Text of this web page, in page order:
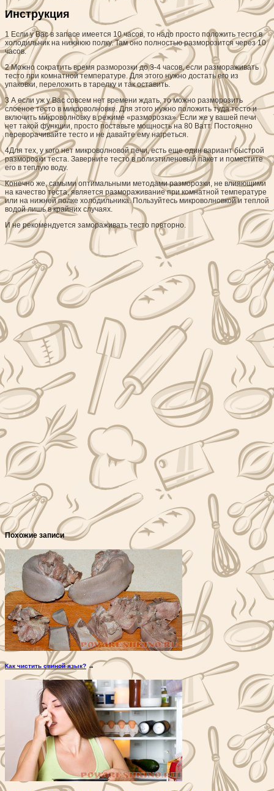
Инструкция
1 Если у Вас в запасе имеется 10 часов, то надо просто положить тесто в
холодильник на нижнюю полку. Там оно полностью разморозится через 10
часов.
2Можно сократить время разморозки до 3-4 часов, если размораживать
тесто при комнатной температуре. Для этого нужно достать его из
упаковки, переложить в тарелку и так оставить.
3 А если уж у Вас совсем нет времени ждать, то можно разморозить
слоеное тесто в микроволновке. Для этого нужно положить туда тесто и
включить микроволновку в режиме «разморозка». Если же у вашей печи
нет такой функции, просто поставьте мощность на 80 Ватт. Постоянно
переворачивайте тесто и не давайте ему нагреться.
4Для тех, у кого нет микроволновой печи, есть еще один вариант быстрой
разморозки теста. Заверните тесто в полиэтиленовый пакет и поместите
его в теплую воду.
Конечно же, самыми оптимальными методами разморозки, не влияющими
на качество теста, является размораживание при комнатной температуре
или на нижней полке холодильника. Пользуйтесь микроволновкой и теплой
водой лишь в крайних случаях.
И не рекомендуется замораживать тесто повторно.
Похожие записи
Как чистить свиной язык? →